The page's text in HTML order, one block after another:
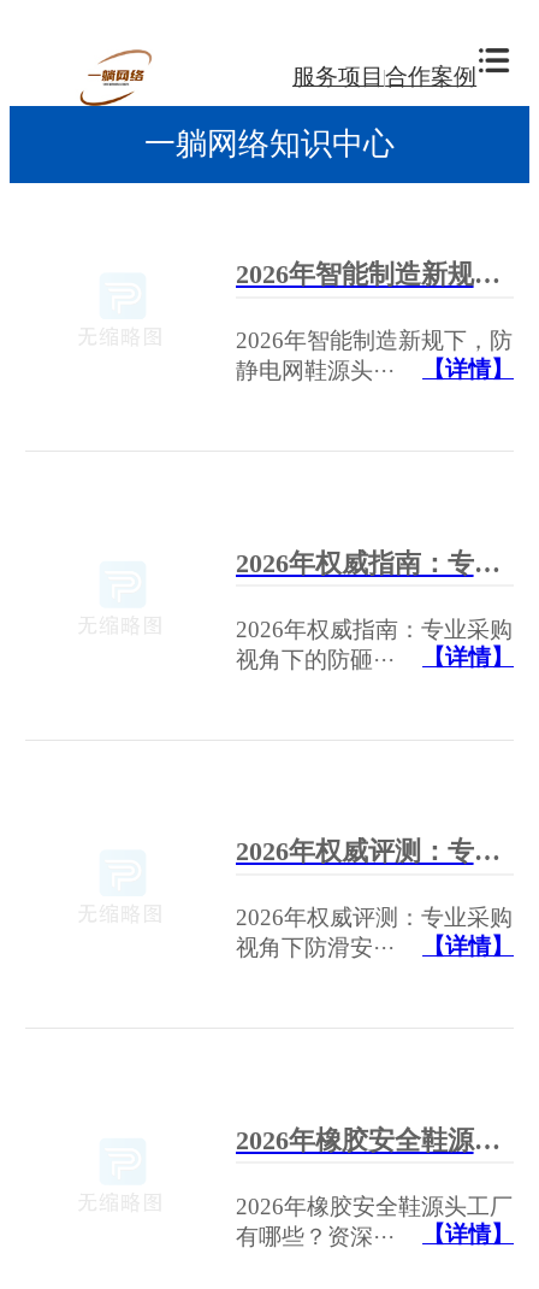
服务项目 合作案例
一躺网络知识中心
2026年智能制造新规下，防静电网鞋源头工厂推荐与供应链效能深度评估指南
2026年智能制造新规下，防
静电网鞋源头···
【详情】
2026年权威指南：专业采购视角下的防砸防静电劳保鞋工厂深度分析与推荐
2026年权威指南：专业采购
视角下的防砸···
【详情】
2026年权威评测：专业采购视角下防滑安全鞋工厂哪家好深度解析
2026年权威评测：专业采购
视角下防滑安···
【详情】
2026年橡胶安全鞋源头工厂有哪些？资深采购顾问的深度分析与选购指南
2026年橡胶安全鞋源头工厂
有哪些？资深···
【详情】